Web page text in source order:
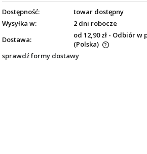
Dostępność:
towar dostępny
Wysyłka w:
2 dni robocze
Dostawa:
od 12,90 zł - Odbiór w
(Polska)
sprawdź formy dostawy